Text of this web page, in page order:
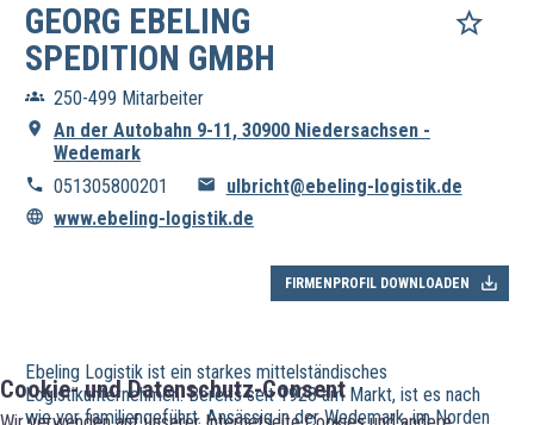
Cookie- und Datenschutz-Consent
GEORG EBELING
SPEDITION GMBH
250-499 Mitarbeiter
An der Autobahn 9-11, 30900 Niedersachsen -
Wedemark
051305800201
ulbricht@ebeling-logistik.de
www.ebeling-logistik.de
FIRMENPROFIL DOWNLOADEN
Ebeling Logistik ist ein starkes mittelständisches
Logistikunternehmen. Bereits seit 1928 am Markt, ist es nach
wie vor familiengeführt. Ansässig in der Wedemark, im Norden